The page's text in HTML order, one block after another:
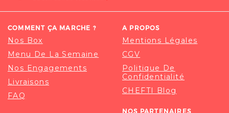
COMMENT ÇA MARCHE ?
Nos Box
Menu De La Semaine
Nos Engagements
Livraisons
FAQ
A PROPOS
Mentions Légales
CGV
Politique De
Confidentialité
CHEFTI Blog
NOS PARTENAIRES